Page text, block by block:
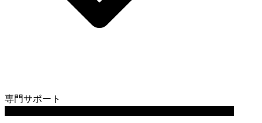
専門サポート